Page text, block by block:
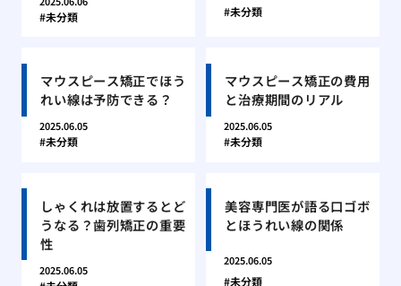
未分類 未分類
マウスピース矯正でほう
れい線は予防できる？
2025.06.05
未分類
マウスピース矯正の費用
と治療期間のリアル
2025.06.05
未分類
しゃくれは放置するとど
うなる？歯列矯正の重要
性
2025.06.05
美容専門医が語る口ゴボ
とほうれい線の関係
2025.06.05
未分類